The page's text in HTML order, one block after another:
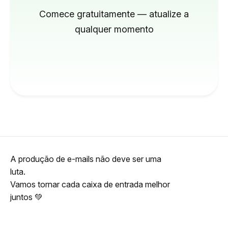
Comece gratuitamente — atualize a
qualquer momento
A produção de e-mails não deve ser uma
luta.
Vamos tornar cada caixa de entrada melhor
juntos 💚